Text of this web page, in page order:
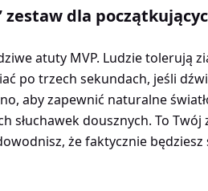
zestaw dla
atuty MVP. Ludzie tolerują
po trzech sekundach, jeśli
aby zapewnić naturalne
słuchawek dousznych. To
że faktycznie